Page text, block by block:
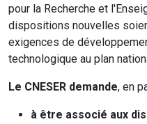
pour la Recherche et
dispositions nouvelles
exigences de
technologique au plan
Le CNESER demande, en
à être associé aux